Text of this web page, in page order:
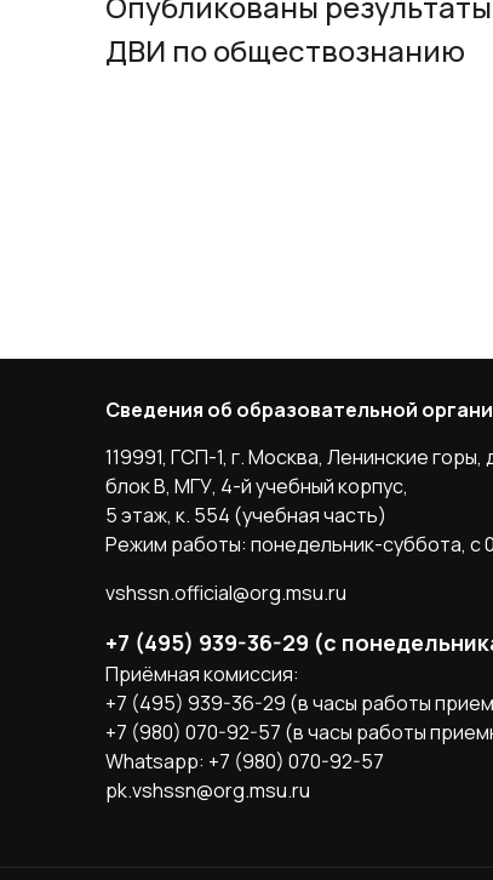
ДВИ по обществознанию
Сведения об образовательной
119991, ГСП-1, г. Москва, Ленинские горы,
блок B, МГУ, 4-й учебный корпус,
5 этаж, к. 554 (учебная часть)
Режим работы: понедельник-суббота, с
vshssn.official@org.msu.ru
+7 (495) 939-36-29 (с
Приёмная комиссия:
+7 (495) 939-36-29 (в часы работы
+7 (980) 070-92-57 (в часы работы
Whatsapp: +7 (980) 070-92-57
pk.vshssn@org.msu.ru